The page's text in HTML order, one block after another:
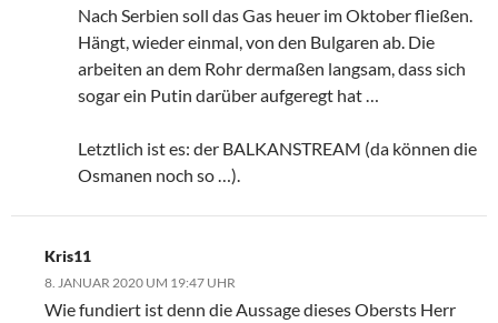
Nach Serbien soll das Gas heuer im Oktober fließen.
Hängt, wieder einmal, von den Bulgaren ab. Die
arbeiten an dem Rohr dermaßen langsam, dass sich
sogar ein Putin darüber aufgeregt hat …
Letztlich ist es: der BALKANSTREAM (da können die
Osmanen noch so …).
Kris11
8. JANUAR 2020 UM 19:47 UHR
Wie fundiert ist denn die Aussage dieses Obersts Herr